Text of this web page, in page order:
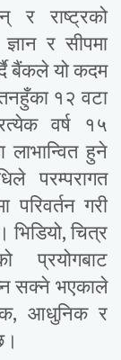
र राष्ट्रको
र सीपमा
बैंकले यो कदम
१२ वटा
वर्ष १५
लाभान्वित हुने
परम्परागत
परिवर्तन गरी
चित्र
प्रयोगबाट
सक्ने भएकाले
आधुनिक र